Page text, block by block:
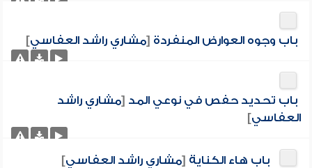
باب وجوه العوارض المنفردة [مشاري راشد العفاسي]
باب تحديد حفص في نوعي المد [مشاري راشد
العفاسي]
باب هاء الكناية [مشاري راشد العفاسي]